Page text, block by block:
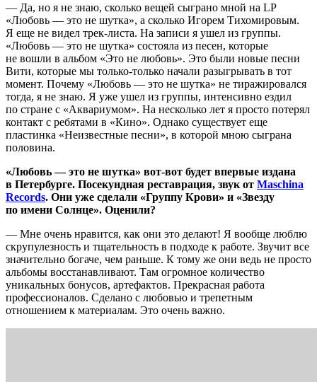
— Да, но я не знаю, сколько вещей сыграно мной на LP
«Любовь — это не шутка», a сколько Игорем Тихомировым.
Я еще не видел трек-листа. На записи я ушел из группы.
«Любовь — это не шутка» состояла из песен, которые
не вошли в альбом «Это не любовь». Это были новые песни
Вити, которые мы только-только начали разыгрывать в тот
момент. Почему «Любовь — это не шутка» не тиражировался
тогда, я не знаю. Я уже ушел из группы, интенсивно ездил
по стране с «Аквариумом». На несколько лет я просто потерял
контакт с ребятами в «Кино». Однако существует еще
пластинка «Неизвестные песни», в которой мною сыграна
половина.
«Любовь — это не шутка» вот-вот будет впервые издана
в Петербурге. Посекундная реставрация, звук от Maschina
Records. Они уже сделали «Группу Крови» и «Звезду
по имени Солнце». Оценили?
— Мне очень нравится, как они это делают! Я вообще люблю
скрупулезность и тщательность в подходе к работе. Звучит все
значительно богаче, чем раньше. К тому же они ведь не просто
альбомы восстанавливают. Там огромное количество
уникальных бонусов, артефактов. Прекрасная работа
профессионалов. Сделано с любовью и трепетным
отношением к материалам. Это очень важно.